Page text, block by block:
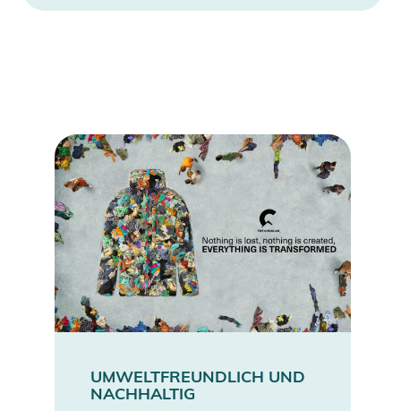
UMWELTFREUNDLICH UND
NACHHALTIG